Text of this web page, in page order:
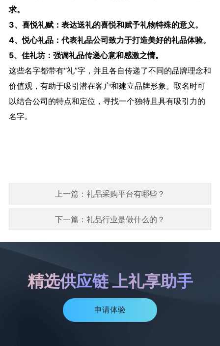
求。
3、喜悦礼赋：表达送礼的喜悦和赋予礼物特殊的意义。
4、悦心礼品：代表礼品公司致力于打造美好的礼品体验。
5、佳礼坊：强调礼品传递心意和感激之情。
这些名字都带有“礼”字，并且各自传递了不同的品牌理念和
价值观，有助于吸引潜在客户和建立品牌形象。取名时可
以结合公司的特点和定位，寻找一个独特且具有吸引力的
名字。
上一篇：礼品采购平台有哪些？
下一篇：礼品行业是做什么的？
精选供应链 上礼享助手
申请体验